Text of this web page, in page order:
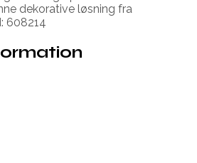
dekorative løsning fra
608214